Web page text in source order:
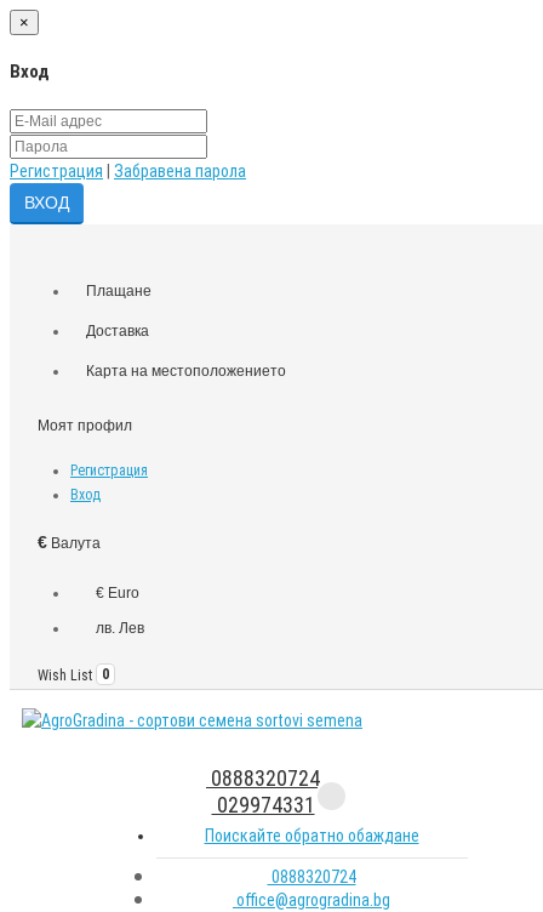
×
Вход
Регистрация Забравена парола
Плащане
Доставка
Карта на местоположението
Моят профил
Регистрация
Вход
€ Валута
€ Euro
лв. Лев
Wish List 0
0888320724
029974331
Поискайте обратно обаждане
0888320724
office@agrogradina.bg